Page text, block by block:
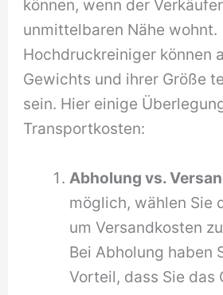
können, wenn der
unmittelbaren Nähe wohnt.
Hochdruckreiniger können
Gewichts und ihrer Größe
sein. Hier einige
Transportkosten:
Abholung vs.
möglich, wählen Sie
um Versandkosten
Bei Abholung haben
Vorteil, dass Sie das